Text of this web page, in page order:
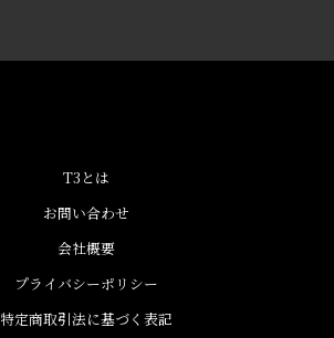
T3とは
お問い合わせ
会社概要
プライバシーポリシー
特定商取引法に基づく表記